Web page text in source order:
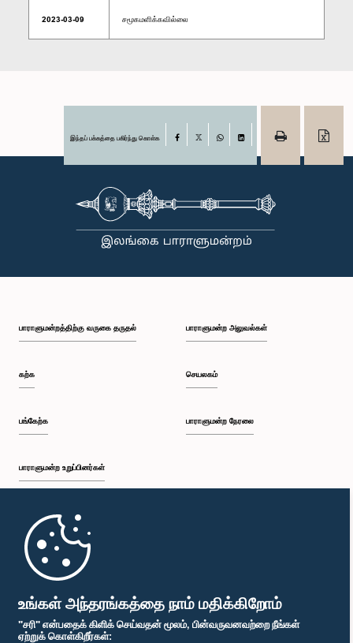
உங்கள் அந்தரங்கத்தை நாம் மதிக்கிறோம்
"சரி" என்பதைக் கிளிக் செய்வதன் மூலம், பின்வருவனவற்றை நீங்கள்
ஏற்றுக் கொள்கிறீர்கள்:
2023-03-09 சமூகமளிக்கவில்லை
இந்தப் பக்கத்தை பகிர்ந்து கொள்க Facebook
பாராளுமன்றத்திற்கு வருகை தருதல்
கற்க
பங்கேற்க
பாராளுமன்ற உறுப்பினர்கள்
முதற்பக்கம்
பாராளுமன்ற அலுவல்கள்
செயலகம்
பாராளுமன்ற நேரலை
பாராளுமன்ற கையடக்க செயலி